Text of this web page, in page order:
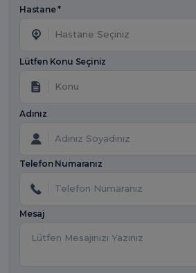
Hastane *
Hastane Seçiniz
Lütfen Konu Seçiniz
Konu
Adınız
Telefon Numaranız
Mesaj